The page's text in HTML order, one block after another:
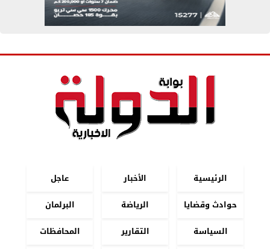
الرئيسية الأخبار
عاجل
حوادث وقضايا
الرياضة
البرلمان
السياسة
التقارير
المحافظات